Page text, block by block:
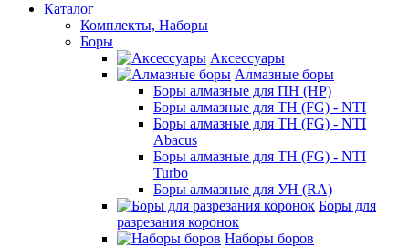
Каталог
Комплекты, Наборы
Боры
Аксессуары
Алмазные боры
Боры алмазные для ПН (HP)
Боры алмазные для ТН (FG) - NTI
Боры алмазные для ТН (FG) - NTI
Abacus
Боры алмазные для ТН (FG) - NTI
Turbo
Боры алмазные для УН (RA)
Боры для
разрезания коронок
Наборы боров